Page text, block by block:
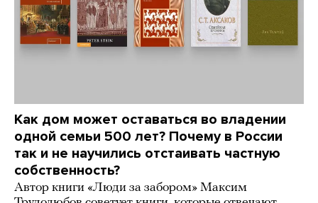
Как дом может оставаться во владении
одной семьи 500 лет? Почему в России
так и не научились отстаивать частную
собственность?
Автор книги «Люди за забором» Максим